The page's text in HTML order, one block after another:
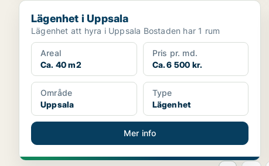
Lägenhet i Uppsala
Lägenhet i Uppsala
Lägenhet att hyra i Uppsala Bostaden har 1 rum
Areal
Ca. 40 m2
Pris pr. md.
Ca. 6 500 kr.
Område
Uppsala
Type
Lägenhet
Mer info